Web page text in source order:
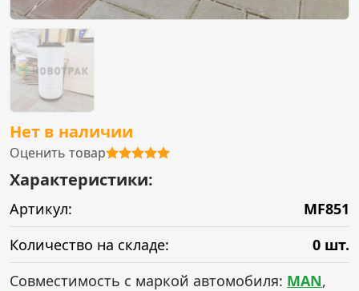
Нет в наличии
Оценить товар
Характеристики:
Артикул:
MF851
Количество на складе:
0 шт.
Совместимость с маркой автомобиля: MAN,